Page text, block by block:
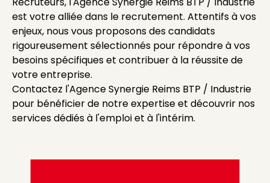
est votre alliée dans le recrutement. Attentifs à vos
enjeux, nous vous proposons des candidats
rigoureusement sélectionnés pour répondre à vos
besoins spécifiques et contribuer à la réussite de
votre entreprise.
Contactez l'Agence Synergie Reims BTP / Industrie
pour bénéficier de notre expertise et découvrir nos
services dédiés à l'emploi et à l'intérim.